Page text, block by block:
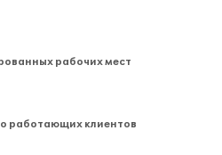
рабочих мест
работающих клиентов